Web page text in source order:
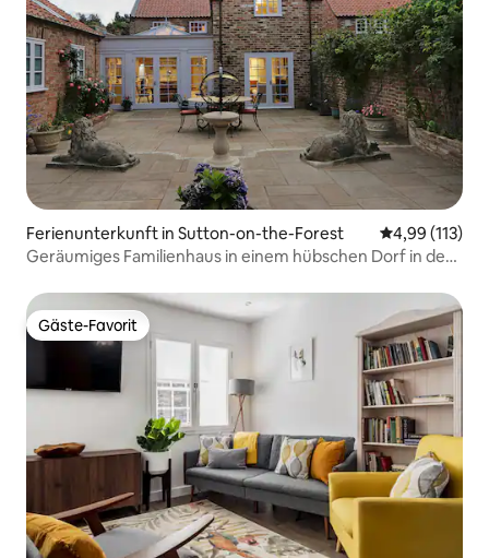
Ferienunterkunft in Sutton-on-the-Forest
4,99 (113)
Geräumiges Familienhaus in einem hübschen Dorf in der
Gäste-Favorit
Gäste-Favorit